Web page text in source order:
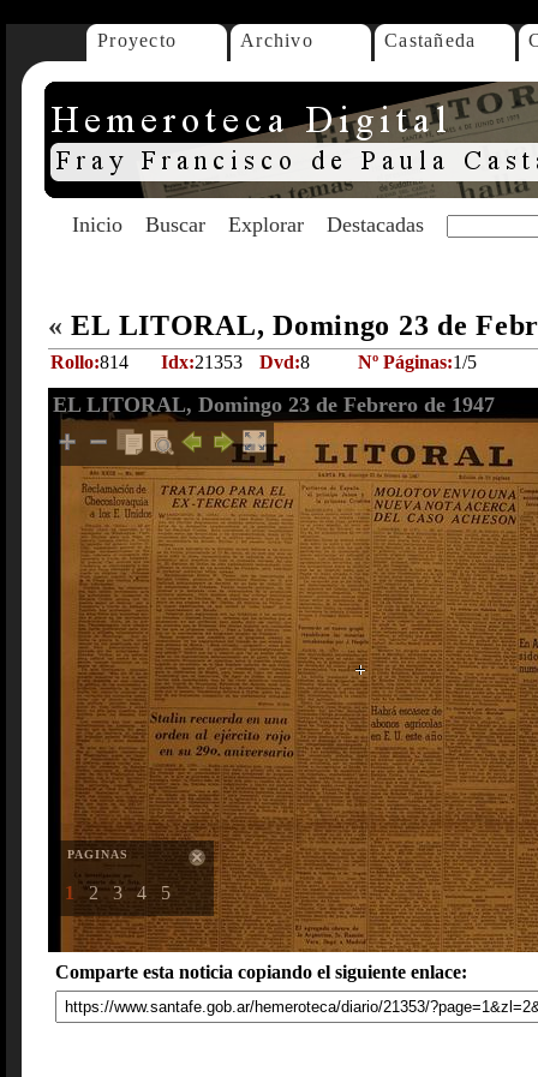
Proyecto Archivo Castañeda
Inicio Buscar Explorar Destacadas
« EL LITORAL, Domingo 23 de
Rollo:814 Idx:21353 Dvd:8 Nº Páginas:1/5
EL LITORAL, Domingo 23 de Febrero de 1947
PAGINAS
1 2 3 4 5
Comparte esta noticia copiando el siguiente enlace: